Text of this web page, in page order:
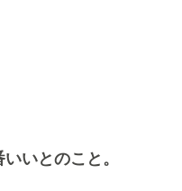
いとのこと。